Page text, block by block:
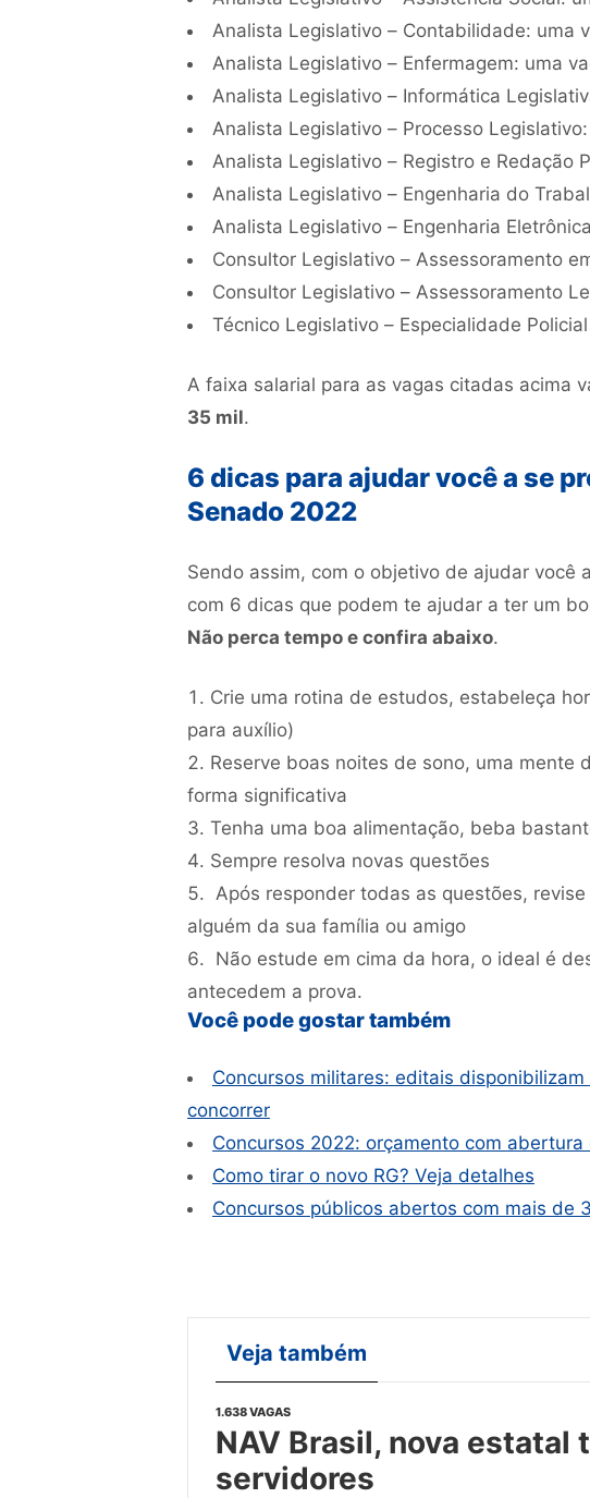
Analista Legislativo – Contabilidade: uma
Analista Legislativo – Enfermagem: uma
Analista Legislativo – Informática
Analista Legislativo – Processo
Analista Legislativo – Registro e Redação
Analista Legislativo – Engenharia do
Analista Legislativo – Engenharia
Consultor Legislativo – Assessoramento
Consultor Legislativo – Assessoramento
Técnico Legislativo – Especialidade
A faixa salarial para as vagas citadas acima
35 mil.
6 dicas para ajudar você a se
Senado 2022
Sendo assim, com o objetivo de ajudar você
com 6 dicas que podem te ajudar a ter um
Não perca tempo e confira abaixo.
Crie uma rotina de estudos, estabeleça
para auxílio)
Reserve boas noites de sono, uma mente
forma significativa
Tenha uma boa alimentação, beba
Sempre resolva novas questões
Após responder todas as questões,
alguém da sua família ou amigo
Não estude em cima da hora, o ideal é
antecedem a prova.
Você pode gostar também
Concursos militares: editais
concorrer
Concursos 2022: orçamento com
Como tirar o novo RG? Veja detalhes
Concursos públicos abertos com mais de
Veja também
1.638 VAGAS
NAV Brasil, nova estatal
servidores